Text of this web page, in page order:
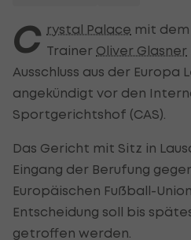
C rystal Palace mit
Trainer Oliver Glasner
Ausschluss aus der Europa
angekündigt vor den
Sportgerichtshof (CAS).
Das Gericht mit Sitz in
Eingang der Berufung
Europäischen Fußball-Union
Entscheidung soll bis
getroffen werden.